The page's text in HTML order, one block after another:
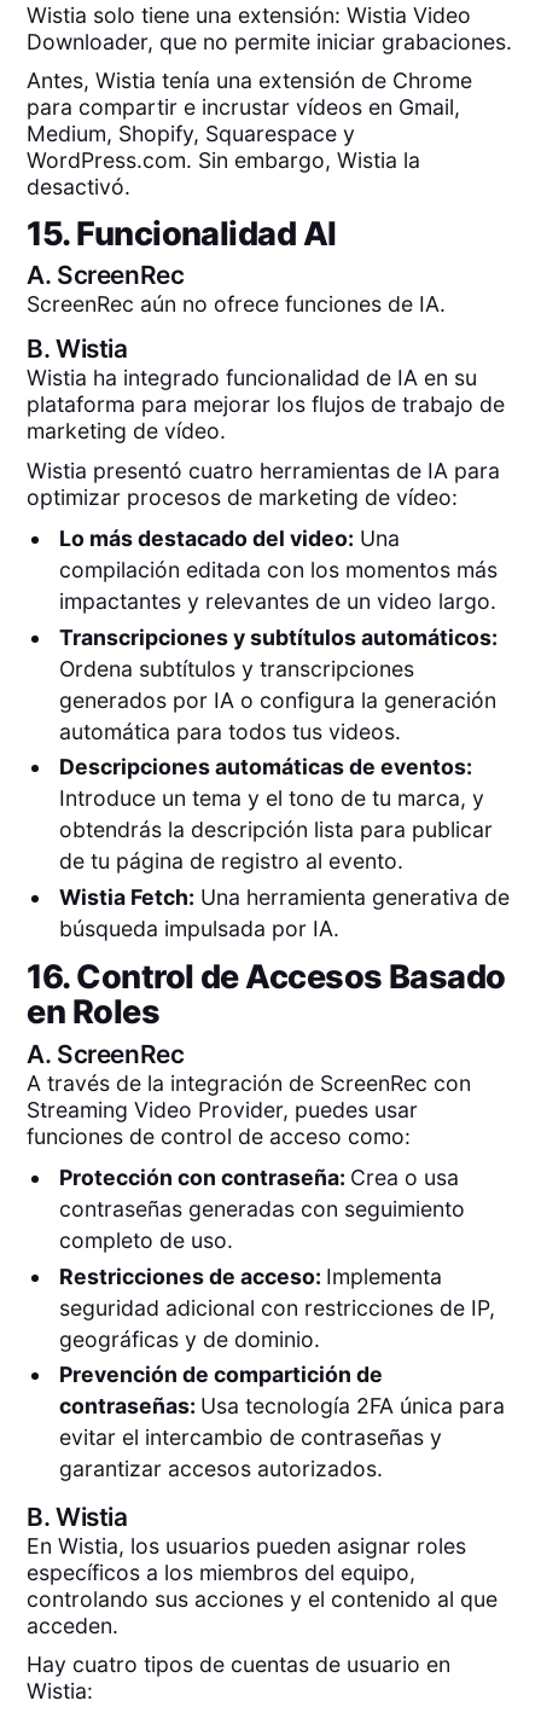
Wistia solo tiene una extensión: Wistia Video
Downloader, que no permite iniciar grabaciones.
Antes, Wistia tenía una extensión de Chrome
para compartir e incrustar vídeos en Gmail,
Medium, Shopify, Squarespace y
WordPress.com. Sin embargo, Wistia la
desactivó.
15. Funcionalidad AI
A. ScreenRec
ScreenRec aún no ofrece funciones de IA.
B.Wistia
Wistia ha integrado funcionalidad de IA en su
plataforma para mejorar los flujos de trabajo de
marketing de vídeo.
Wistia presentó cuatro herramientas de IA para
optimizar procesos de marketing de vídeo:
Lo más destacado del video: Una
compilación editada con los momentos más
impactantes y relevantes de un video largo.
Transcripciones y subtítulos automáticos:
Ordena subtítulos y transcripciones
generados por IA o configura la generación
automática para todos tus videos.
Descripciones automáticas de eventos:
Introduce un tema y el tono de tu marca, y
obtendrás la descripción lista para publicar
de tu página de registro al evento.
Wistia Fetch: Una herramienta generativa de
búsqueda impulsada por IA.
16. Control de Accesos Basado
en Roles
A. ScreenRec
A través de la integración de ScreenRec con
Streaming Video Provider, puedes usar
funciones de control de acceso como:
Protección con contraseña: Crea o usa
contraseñas generadas con seguimiento
completo de uso.
Restricciones de acceso: Implementa
seguridad adicional con restricciones de IP,
geográficas y de dominio.
Prevención de compartición de
contraseñas: Usa tecnología 2FA única para
evitar el intercambio de contraseñas y
garantizar accesos autorizados.
B.Wistia
En Wistia, los usuarios pueden asignar roles
específicos a los miembros del equipo,
controlando sus acciones y el contenido al que
acceden.
Hay cuatro tipos de cuentas de usuario en
Wistia: